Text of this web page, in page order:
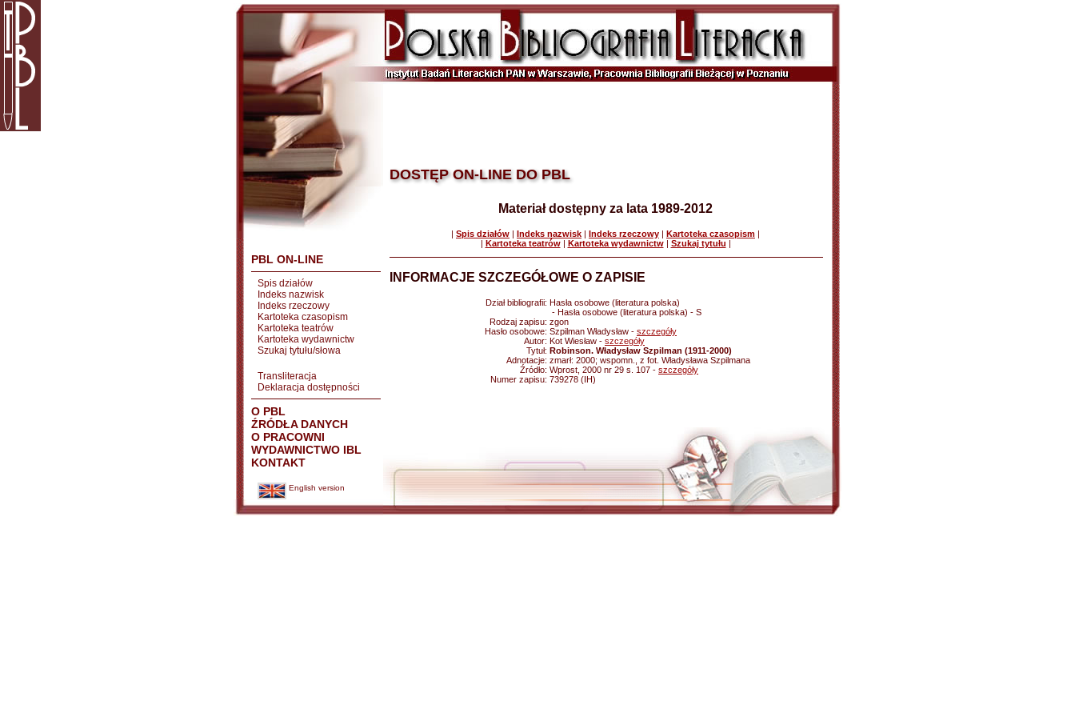
PBL ON-LINE
Spis działów
Indeks nazwisk
Indeks rzeczowy
Kartoteka czasopism
Kartoteka teatrów
Kartoteka wydawnictw
Szukaj tytułu/słowa
Transliteracja
Deklaracja dostępności
O PBL
ŹRÓDŁA DANYCH
O PRACOWNI
WYDAWNICTWO IBL
KONTAKT
English version
DOSTĘP ON-LINE DO PBL
Materiał dostępny za lata 1989-2012
| Spis działów | Indeks nazwisk | Indeks rzeczowy | Kartoteka czasopism |
| Kartoteka teatrów| Kartoteka wydawnictw| Szukaj tytułu |
INFORMACJE SZCZEGÓŁOWE O ZAPISIE
Dział bibliografii: Hasła osobowe (literatura polska)
- Hasła osobowe (literatura polska) - S
Rodzaj zapisu: zgon
Hasło osobowe: Szpilman Władysław - szczegóły
Autor: Kot Wiesław - szczegóły
Tytuł: Robinson. Władysław Szpilman (1911-2000)
Adnotacje: zmarł: 2000; wspomn., z fot. Władysława Szpilmana
Źródło: Wprost, 2000 nr 29 s. 107 - szczegóły
Numer zapisu: 739278 (IH)